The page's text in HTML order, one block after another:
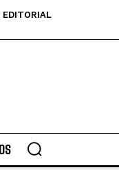
EDITORIAL